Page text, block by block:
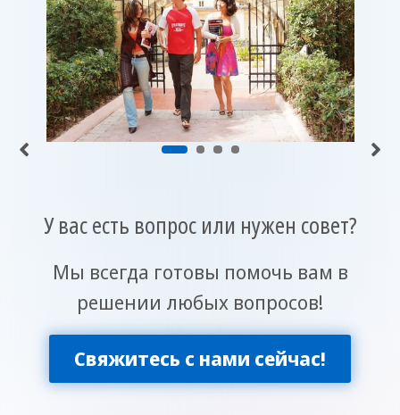
У вас есть вопрос или нужен совет?
Мы всегда готовы помочь вам в
решении любых вопросов!
Свяжитесь с нами сейчас!